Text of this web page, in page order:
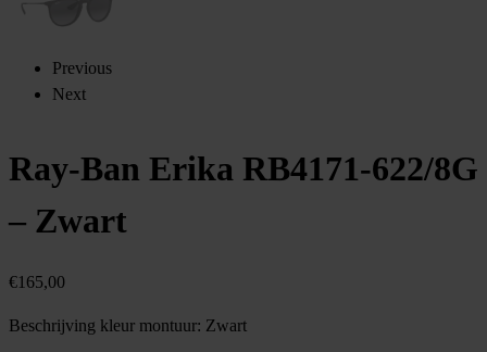
Previous
Next
Ray-Ban Erika RB4171-622/8G
– Zwart
€165,00
Beschrijving kleur montuur: Zwart